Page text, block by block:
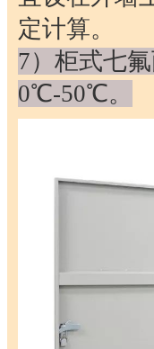
定计算。
7）柜式七
0℃-50℃。